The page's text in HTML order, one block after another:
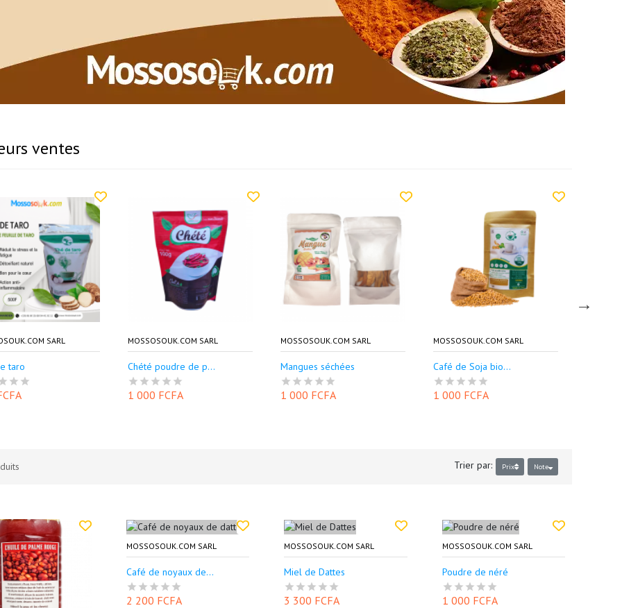
ventes
SARL
taro
MOSSOSOUK.COM SARL
Chété poudre de p...
1 000 FCFA
MOSSOSOUK.COM SARL
Mangues séchées
1 000 FCFA
MOSSOSOUK.COM SARL
Café de Soja bio...
1 000 FCFA
Trier par: Prix Note
MOSSOSOUK.COM SARL
Café de noyaux de...
2 200 FCFA
MOSSOSOUK.COM SARL
Miel de Dattes
3 300 FCFA
MOSSOSOUK.COM SARL
Poudre de néré
1 000 FCFA